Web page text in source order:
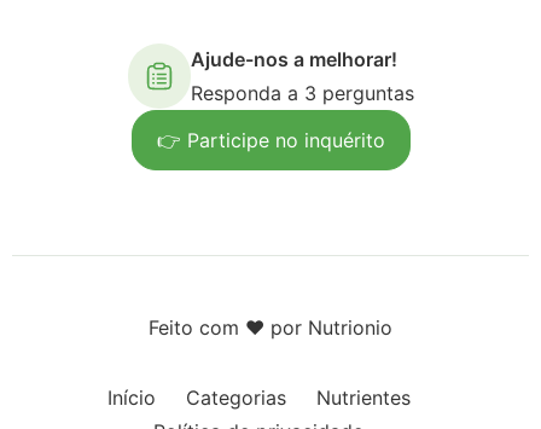
Ajude-nos a melhorar!
Responda a 3 perguntas
👉 Participe no inquérito
Feito com ❤️ por Nutrionio
Início Categorias
Nutrientes